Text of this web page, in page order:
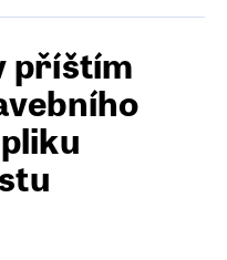
příštím